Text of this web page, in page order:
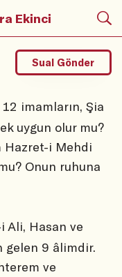
Ekinci
imamların, Şia
uygun olur mu?
Hazret-i Mehdi
Onun ruhuna
Sual Gönder
Ali, Hasan ve
gelen 9 âlimdir.
ve